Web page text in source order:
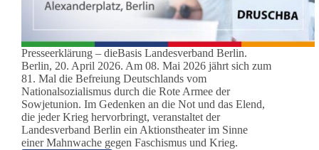
Presseerklärung – dieBasis Landesverband Berlin.
Berlin, 20. April 2026. Am 08. Mai 2026 jährt sich zum
81. Mal die Befreiung Deutschlands vom
Nationalsozialismus durch die Rote Armee der
Sowjetunion. Im Gedenken an die Not und das Elend,
die jeder Krieg hervorbringt, veranstaltet der
Landesverband Berlin ein Aktionstheater im Sinne
einer Mahnwache gegen Faschismus und Krieg.